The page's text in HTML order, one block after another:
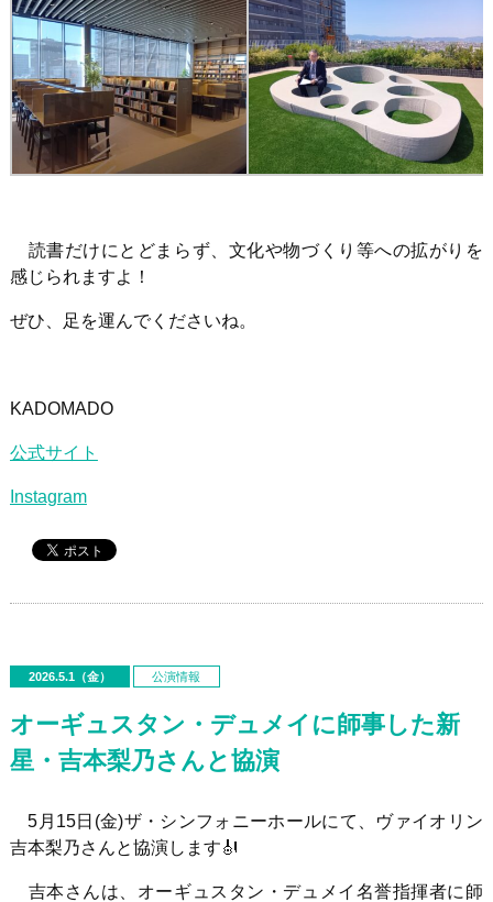
読書だけにとどまらず、文化や物づくり等への拡がりを
感じられますよ！
ぜひ、足を運んでくださいね。
KADOMADO
公式サイト
Instagram
2026.5.1（金） 公演情報
オーギュスタン・デュメイに師事した新
星・吉本梨乃さんと協演
5月15日(金)ザ・シンフォニーホールにて、ヴァイオリン
吉本梨乃さんと協演します🎻
吉本さんは、オーギュスタン・デュメイ名誉指揮者に師